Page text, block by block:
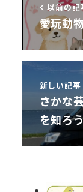
以前の記
愛玩動
新しい記事
さかな
を知ろ